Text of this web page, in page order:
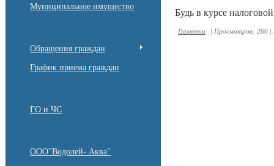
Муниципальное имущество
Обращения граждан
График приема граждан
ГО и ЧС
ООО"Водолей- Аква"
Будь в курсе
Памятки | Просмотров: 266 |